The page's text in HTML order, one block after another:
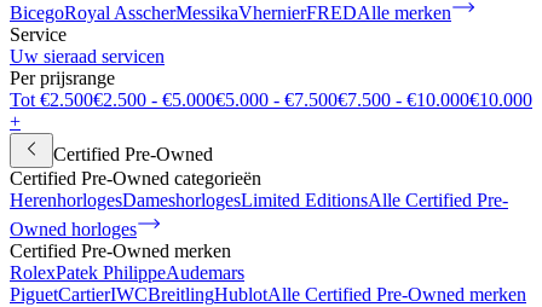
BicegoRoyal AsscherMessikaVhernierFREDAlle merken
Service
Uw sieraad servicen
Per prijsrange
Tot €2.500€2.500 - €5.000€5.000 - €7.500€7.500 - €10.000€10.000
+
Certified Pre-Owned
Certified Pre-Owned categorieën
HerenhorlogesDameshorlogesLimited EditionsAlle Certified Pre-
Owned horloges
Certified Pre-Owned merken
RolexPatek PhilippeAudemars
PiguetCartierIWCBreitlingHublotAlle Certified Pre-Owned merken